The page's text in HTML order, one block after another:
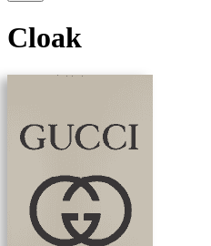
Cloak